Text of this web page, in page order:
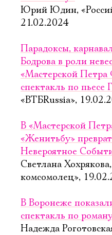
Юрий Юдин,
21.02.2024
Парадоксы,
Бодрова в роли
«Мастерской Петра
спектакль по пьесе
«ВТБRussia»,
В «Мастерской
«Женитьбу»
Невероятное
Светлана
комсомолец»,
В Воронеже
спектакль по
Надежда